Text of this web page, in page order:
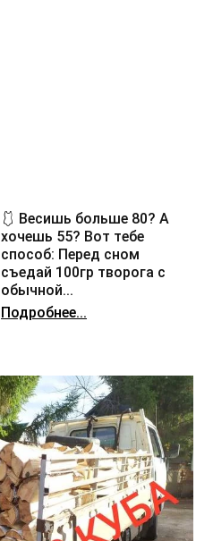
🩱 Весишь больше 80? А
хочешь 55? Вот тебе
способ: Перед сном
съедай 100гр творога с
обычной...
Подробнее...